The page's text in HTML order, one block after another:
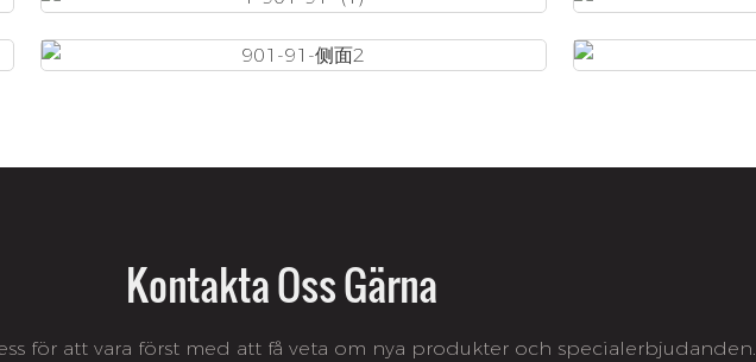
Kontakta Oss Gärna
för att vara först med att få veta om nya produkter och specialerbjudanden.